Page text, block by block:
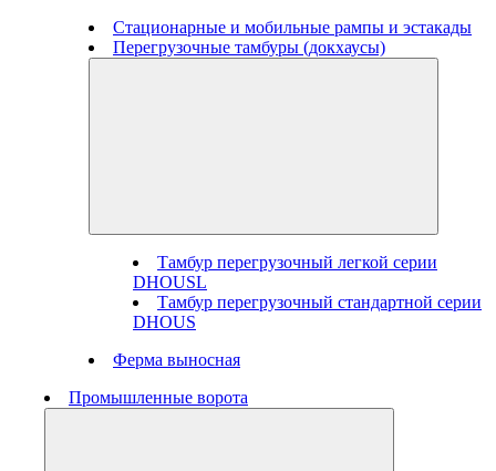
Стационарные и мобильные рампы и эстакады
Перегрузочные тамбуры (докхаусы)
Тамбур перегрузочный легкой серии
DHOUSL
Тамбур перегрузочный стандартной серии
DHOUS
Ферма выносная
Промышленные ворота